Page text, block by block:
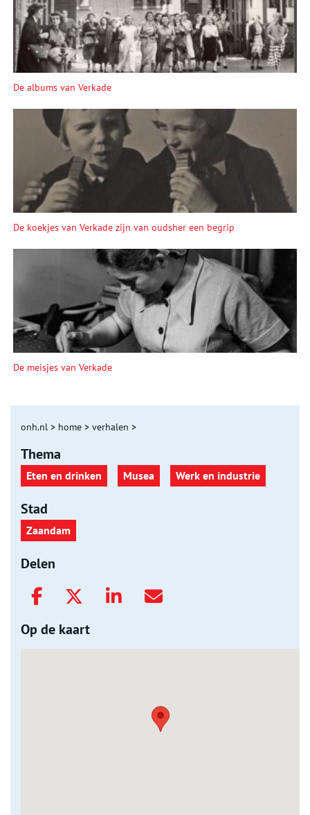
De albums van Verkade
De koekjes van Verkade zijn van oudsher een begrip
De meisjes van Verkade
onh.nl > home > verhalen >
Thema
Eten en drinken Musea Werk en industrie
Stad
Zaandam
Delen
Op de kaart